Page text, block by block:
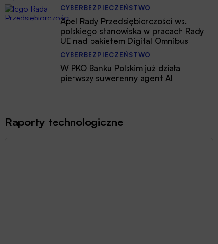
CYBERBEZPIECZEŃSTWO
Apel Rady Przedsiębiorczości ws.
polskiego stanowiska w pracach Rady
UE nad pakietem Digital Omnibus
CYBERBEZPIECZEŃSTWO
W PKO Banku Polskim już działa
pierwszy suwerenny agent AI
Raporty technologiczne